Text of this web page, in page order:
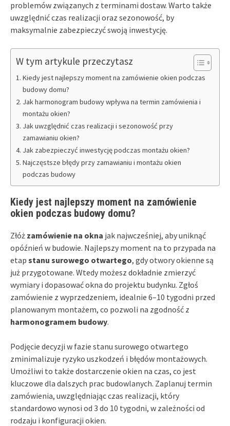
problemów związanych z terminami dostaw. Warto także
uwzględnić czas realizacji oraz sezonowość, by
maksymalnie zabezpieczyć swoją inwestycję.
W tym artykule przeczytasz
Kiedy jest najlepszy moment na zamówienie okien podczas
budowy domu?
Jak harmonogram budowy wpływa na termin zamówienia i
montażu okien?
Jak uwzględnić czas realizacji i sezonowość przy
zamawianiu okien?
Jak zabezpieczyć inwestycję podczas montażu okien?
Najczęstsze błędy przy zamawianiu i montażu okien
podczas budowy
Kiedy jest najlepszy moment na zamówienie
okien podczas budowy domu?
Złóż zamówienie na okna jak najwcześniej, aby uniknąć
opóźnień w budowie. Najlepszy moment na to przypada na
etap stanu surowego otwartego, gdy otwory okienne są
już przygotowane. Wtedy możesz dokładnie zmierzyć
wymiary i dopasować okna do projektu budynku. Zgłoś
zamówienie z wyprzedzeniem, idealnie 6–10 tygodni przed
planowanym montażem, co pozwoli na zgodność z
harmonogramem budowy.
Podjęcie decyzji w fazie stanu surowego otwartego
zminimalizuje ryzyko uszkodzeń i błędów montażowych.
Umożliwi to także dostarczenie okien na czas, co jest
kluczowe dla dalszych prac budowlanych. Zaplanuj termin
zamówienia, uwzględniając czas realizacji, który
standardowo wynosi od 3 do 10 tygodni, w zależności od
rodzaju i konfiguracji okien.